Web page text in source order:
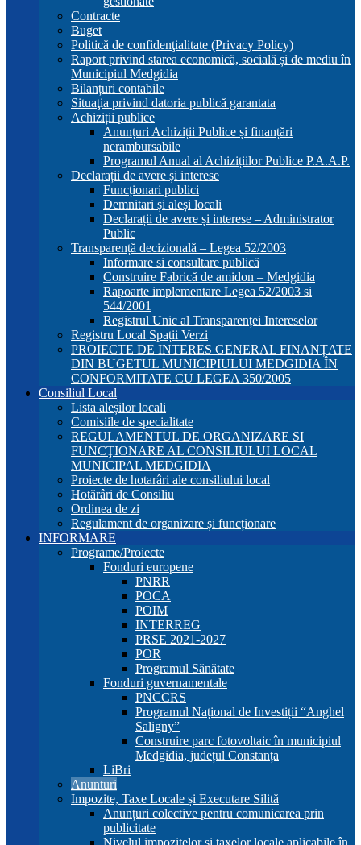
Contracte
Buget
Politică de confidenţialitate (Privacy Policy)
Raport privind starea economică, socială și de mediu în
Municipiul Medgidia
Bilanțuri contabile
Situaţia privind datoria publică garantata
Achiziții publice
Anunțuri Achiziții Publice și finanțări
nerambursabile
Programul Anual al Achizițiilor Publice P.A.A.P.
Declarații de avere și interese
Funcționari publici
Demnitari și aleși locali
Declarații de avere și interese – Administrator
Public
Transparență decizională – Legea 52/2003
Informare si consultare publică
Construire Fabrică de amidon – Medgidia
Rapoarte implementare Legea 52/2003 si
544/2001
Registrul Unic al Transparenței Intereselor
Registru Local Spații Verzi
PROIECTE DE INTERES GENERAL FINANȚATE
DIN BUGETUL MUNICIPIULUI MEDGIDIA ÎN
CONFORMITATE CU LEGEA 350/2005
Consiliul Local
Lista aleșilor locali
Comisiile de specialitate
REGULAMENTUL DE ORGANIZARE SI
FUNCŢIONARE AL CONSILIULUI LOCAL
MUNICIPAL MEDGIDIA
Proiecte de hotarâri ale consiliului local
Hotărâri de Consiliu
Ordinea de zi
Regulament de organizare și funcționare
INFORMARE
Programe/Proiecte
Fonduri europene
PNRR
POCA
POIM
INTERREG
PRSE 2021-2027
POR
Programul Sănătate
Fonduri guvernamentale
PNCCRS
Programul Național de Investiții “Anghel
Saligny”
Construire parc fotovoltaic în municipiul
Medgidia, județul Constanța
LiBri
Anunturi
Impozite, Taxe Locale și Executare Silită
Anunțuri colective pentru comunicarea prin
publicitate
Nivelul impozitelor și taxelor locale aplicabile în